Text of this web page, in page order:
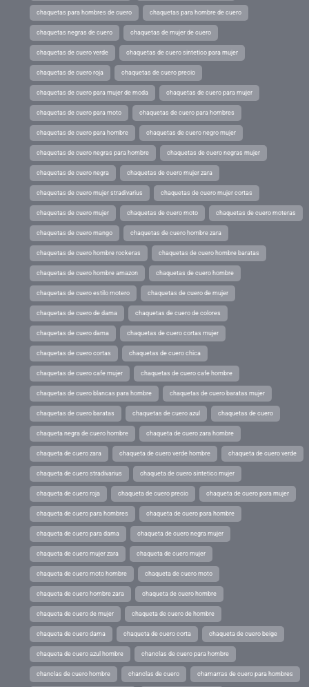
chaquetas para hombres de cuero chaquetas para hombre de cuero
chaquetas negras de cuero chaquetas de mujer de cuero
chaquetas de cuero verde chaquetas de cuero sintetico para mujer
chaquetas de cuero roja chaquetas de cuero precio
chaquetas de cuero para mujer de moda chaquetas de cuero para mujer
chaquetas de cuero para moto chaquetas de cuero para hombres
chaquetas de cuero para hombre chaquetas de cuero negro mujer
chaquetas de cuero negras para hombre chaquetas de cuero negras mujer
chaquetas de cuero negra chaquetas de cuero mujer zara
chaquetas de cuero mujer stradivarius chaquetas de cuero mujer cortas
chaquetas de cuero mujer chaquetas de cuero moto chaquetas de cuero moteras
chaquetas de cuero mango chaquetas de cuero hombre zara
chaquetas de cuero hombre rockeras chaquetas de cuero hombre baratas
chaquetas de cuero hombre amazon chaquetas de cuero hombre
chaquetas de cuero estilo motero chaquetas de cuero de mujer
chaquetas de cuero de dama chaquetas de cuero de colores
chaquetas de cuero dama chaquetas de cuero cortas mujer
chaquetas de cuero cortas chaquetas de cuero chica
chaquetas de cuero cafe mujer chaquetas de cuero cafe hombre
chaquetas de cuero blancas para hombre chaquetas de cuero baratas mujer
chaquetas de cuero baratas chaquetas de cuero azul chaquetas de cuero
chaqueta negra de cuero hombre chaqueta de cuero zara hombre
chaqueta de cuero zara chaqueta de cuero verde hombre chaqueta de cuero verde
chaqueta de cuero stradivarius chaqueta de cuero sintetico mujer
chaqueta de cuero roja chaqueta de cuero precio chaqueta de cuero para mujer
chaqueta de cuero para hombres chaqueta de cuero para hombre
chaqueta de cuero para dama chaqueta de cuero negra mujer
chaqueta de cuero mujer zara chaqueta de cuero mujer
chaqueta de cuero moto hombre chaqueta de cuero moto
chaqueta de cuero hombre zara chaqueta de cuero hombre
chaqueta de cuero de mujer chaqueta de cuero de hombre
chaqueta de cuero dama chaqueta de cuero corta chaqueta de cuero beige
chaqueta de cuero azul hombre chanclas de cuero para hombre
chanclas de cuero hombre chanclas de cuero chamarras de cuero para hombres